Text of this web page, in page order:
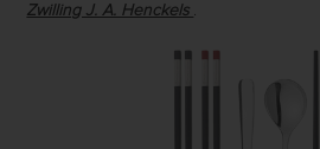
Zwilling J. A. Henckels